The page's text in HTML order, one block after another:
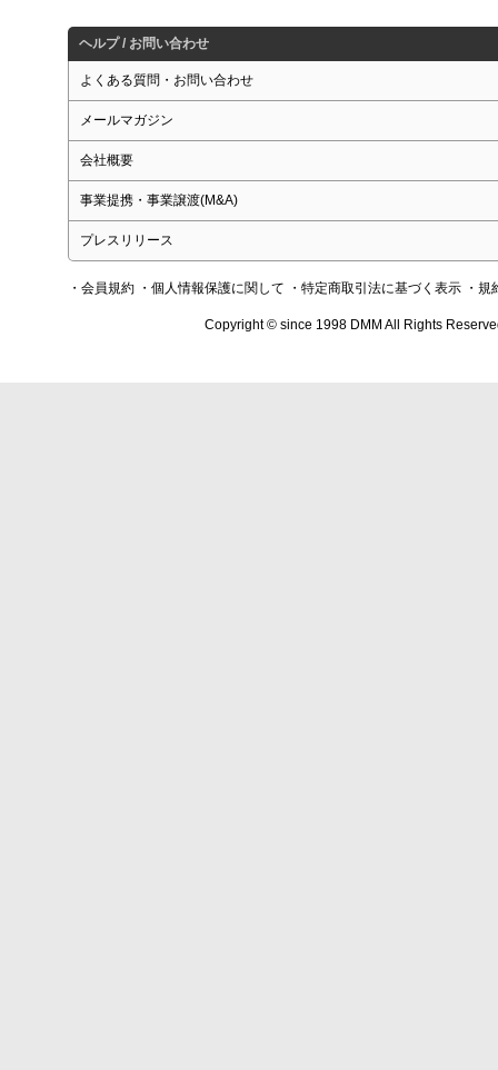
ヘルプ / お問い合わせ
よくある質問・お問い合わせ
メールマガジン
会社概要
事業提携・事業譲渡(M&A)
プレスリリース
・会員規約 ・個人情報保護に関して ・特定商取引法に基づく表示 ・規
Copyright © since 1998 DMM All Rights